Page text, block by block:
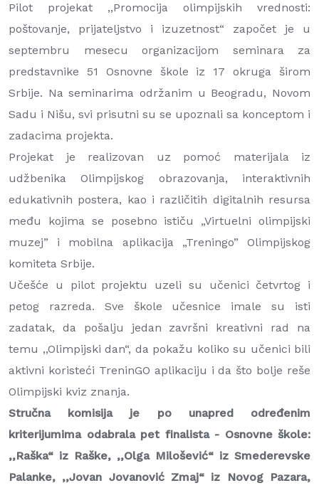
Pilot projekat ,,Promocija olimpijskih vrednosti:
poštovanje, prijateljstvo i izuzetnost“ započet je u
septembru mesecu organizacijom seminara za
predstavnike 51 Osnovne škole iz 17 okruga širom
Srbije. Na seminarima održanim u Beogradu, Novom
Sadu i Nišu, svi prisutni su se upoznali sa konceptom i
zadacima projekta.
Projekat je realizovan uz pomoć materijala iz
udžbenika Olimpijskog obrazovanja, interaktivnih
edukativnih postera, kao i različitih digitalnih resursa
među kojima se posebno ističu „Virtuelni olimpijski
muzej” i mobilna aplikacija „Treningo” Olimpijskog
komiteta Srbije.
Učešće u pilot projektu uzeli su učenici četvrtog i
petog razreda. Sve škole učesnice imale su isti
zadatak, da pošalju jedan završni kreativni rad na
temu ,,Olimpijski dan“, da pokažu koliko su učenici bili
aktivni koristeći TreninGO aplikaciju i da što bolje reše
Olimpijski kviz znanja.
Stručna komisija je po unapred određenim
kriterijumima odabrala pet finalista - Osnovne škole:
,,Raška“ iz Raške, ,,Olga Milošević“ iz Smederevske
Palanke, ,,Jovan Jovanović Zmaj“ iz Novog Pazara,